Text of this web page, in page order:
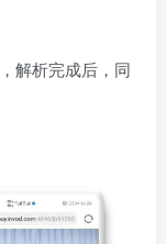
解析完成后，同